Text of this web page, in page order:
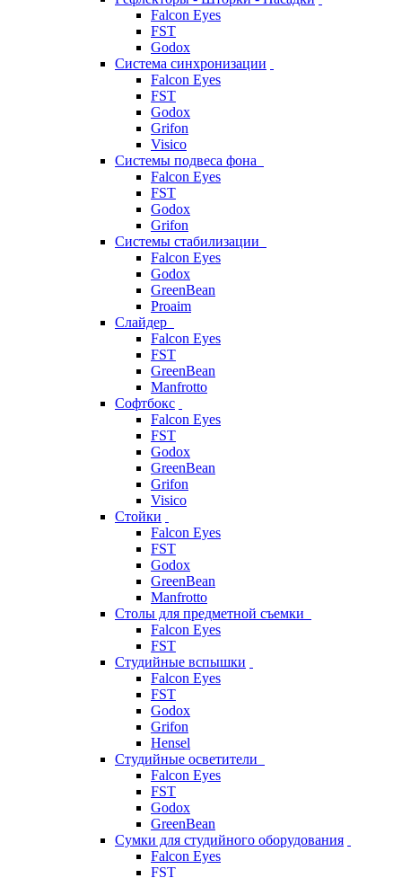
Falcon Eyes
FST
Godox
Система синхронизации
Falcon Eyes
FST
Godox
Grifon
Visico
Системы подвеса фона
Falcon Eyes
FST
Godox
Grifon
Системы стабилизации
Falcon Eyes
Godox
GreenBean
Proaim
Слайдер
Falcon Eyes
FST
GreenBean
Manfrotto
Софтбокс
Falcon Eyes
FST
Godox
GreenBean
Grifon
Visico
Стойки
Falcon Eyes
FST
Godox
GreenBean
Manfrotto
Столы для предметной съемки
Falcon Eyes
FST
Студийные вспышки
Falcon Eyes
FST
Godox
Grifon
Hensel
Студийные осветители
Falcon Eyes
FST
Godox
GreenBean
Сумки для студийного оборудования
Falcon Eyes
FST